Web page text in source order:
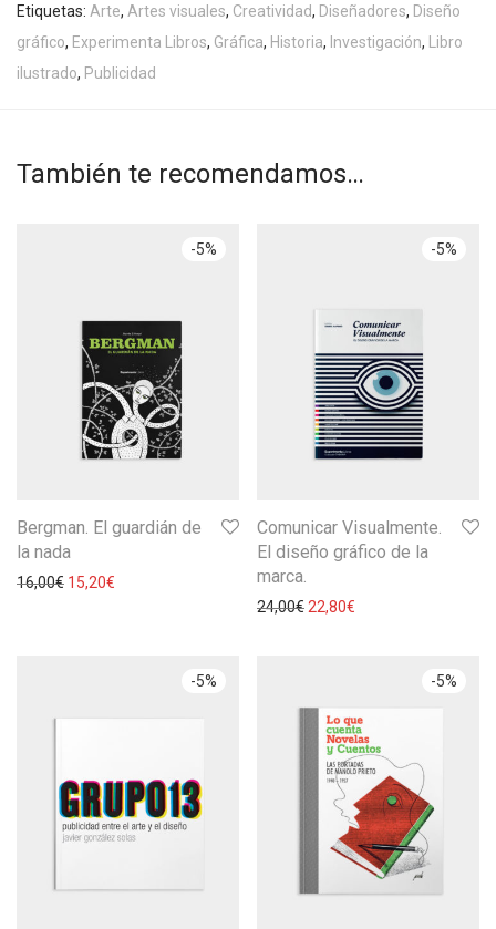
Etiquetas: Arte, Artes visuales, Creatividad, Diseñadores, Diseño
gráfico, Experimenta Libros, Gráfica, Historia, Investigación, Libro
ilustrado, Publicidad
También te recomendamos…
-5%
Bergman. El guardián de
la nada
16,00€ 15,20€
-5%
Comunicar Visualmente.
El diseño gráfico de la
marca.
24,00€ 22,80€
-5% -5%